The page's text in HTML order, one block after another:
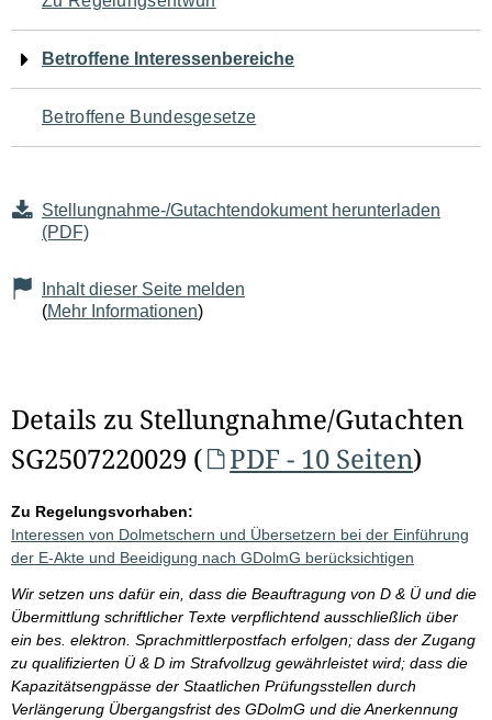
den
Seiteninhalt
Betroffene Interessenbereiche
Betroffene Bundesgesetze
Stellungnahme-/Gutachtendokument herunterladen
(PDF)
Inhalt dieser Seite melden
(Mehr Informationen)
Details zu Stellungnahme/Gutachten
SG2507220029 (
PDF - 10 Seiten)
Zu Regelungsvorhaben:
Interessen von Dolmetschern und Übersetzern bei der Einführung
der E-Akte und Beeidigung nach GDolmG berücksichtigen
Wir setzen uns dafür ein, dass die Beauftragung von D & Ü und die
Übermittlung schriftlicher Texte verpflichtend ausschließlich über
ein bes. elektron. Sprachmittlerpostfach erfolgen; dass der Zugang
zu qualifizierten Ü & D im Strafvollzug gewährleistet wird; dass die
Kapazitätsengpässe der Staatlichen Prüfungsstellen durch
Verlängerung Übergangsfrist des GDolmG und die Anerkennung